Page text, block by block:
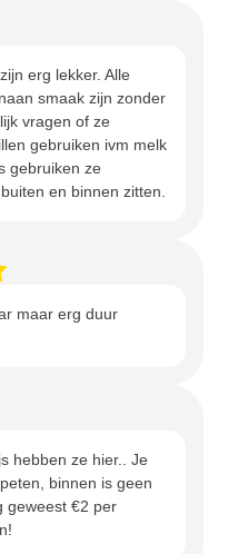
erg lekker. Alle
smaak zijn zonder
vragen of ze
gebruiken ivm melk
gebruiken ze
en binnen zitten.
maar erg duur
hebben ze hier.. Je
binnen is geen
geweest €2 per